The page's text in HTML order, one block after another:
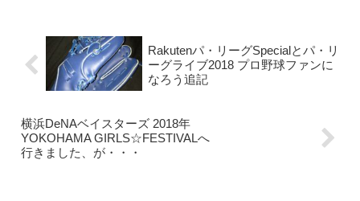
Rakutenパ・リーグSpecialとパ・リ
ーグライブ2018 プロ野球ファンに
なろう追記
横浜DeNAベイスターズ 2018年
YOKOHAMA GIRLS☆FESTIVALへ
行きました、が・・・